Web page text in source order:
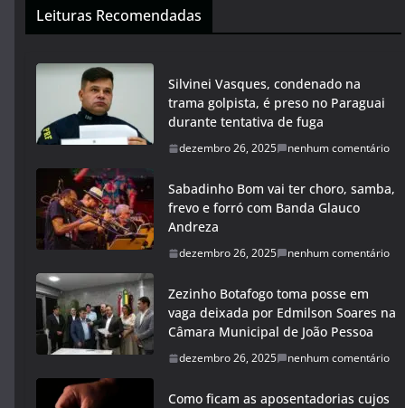
Leituras Recomendadas
Silvinei Vasques, condenado na
trama golpista, é preso no Paraguai
durante tentativa de fuga
dezembro 26, 2025 nenhum comentário
Sabadinho Bom vai ter choro, samba,
frevo e forró com Banda Glauco
Andreza
dezembro 26, 2025 nenhum comentário
Zezinho Botafogo toma posse em
vaga deixada por Edmilson Soares na
Câmara Municipal de João Pessoa
dezembro 26, 2025 nenhum comentário
Como ficam as aposentadorias cujos